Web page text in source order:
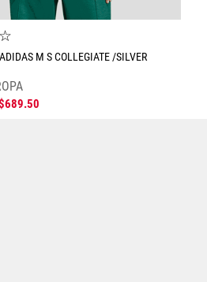
☆
M S COLLEGIATE /SILVER
689.50